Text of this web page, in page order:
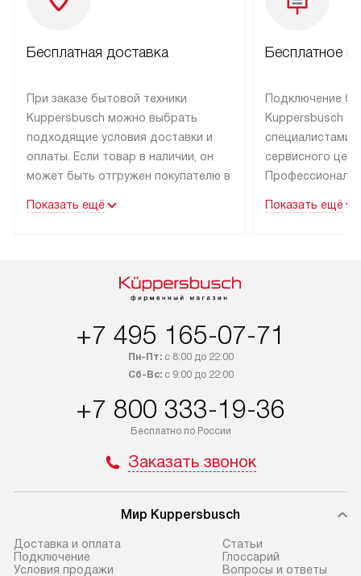
Бесплатная доставка
При заказе бытовой техники
Kuppersbusch можно выбрать
подходящие условия доставки и
оплаты. Если товар в наличии, он
может быть отгружен покупателю в
специальным лейблом
дополнительно. Возможна
Показать ещё
Бесплатное
Подключение
Kuppersbusch
специалистами
сервисного
эксплуатации
Показать ещё
+7 495 165-07-71
Пн-Пт:с 8:00 до 22:00
Сб-Вс:с 9:00 до 22:00
+7 800 333-19-36
Бесплатно по России
Заказать звонок
Мир Kuppersbusch
Доставка и оплата
Подключение
Условия продажи
Cтатьи
Глоссарий
Вопросы и ответы